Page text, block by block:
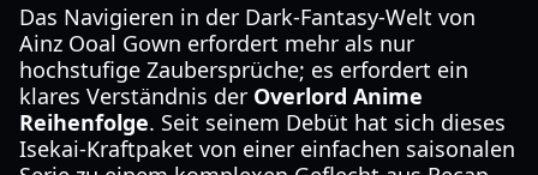
Das Navigieren in der Dark-Fantasy-Welt von
Ainz Ooal Gown erfordert mehr als nur
hochstufige Zaubersprüche; es erfordert ein
klares Verständnis der Overlord Anime
Reihenfolge. Seit seinem Debüt hat sich dieses
Isekai-Kraftpaket von einer einfachen saisonalen